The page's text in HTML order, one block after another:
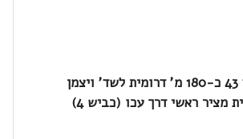
רח' רוקח 39א עד 43 כ-180 מ' דרומית לשד' ויצמן